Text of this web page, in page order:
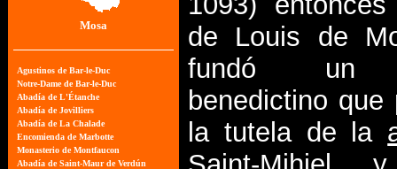
Mosa
de Louis de
fundó un
benedictino que
la tutela de la